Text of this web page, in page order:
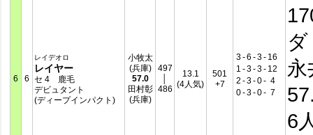
6 6
レイデオロ
レイヤー
セ 4 鹿毛
デビュタント
(ディープインパクト)
小牧太
(兵庫)
57.0
田村彰
(兵庫)
497
486
13.1
(4人気)
501
+7
3-6 -3- 16
1 -3-3- 12
2 -3-0- 4
0-3-0- 7
6